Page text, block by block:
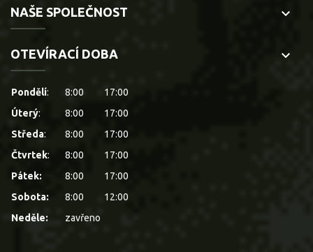
NAŠE SPOLEČNOST keyboard_arrow_down
OTEVÍRACÍ DOBA keyboard_arrow_down
Pondělí: 8:00
17:00
Úterý: 8:00
17:00
Středa: 8:00
17:00
Čtvrtek: 8:00
17:00
Pátek:
8:00
17:00
Sobota:
8:00
12:00
Neděle:
zavřeno